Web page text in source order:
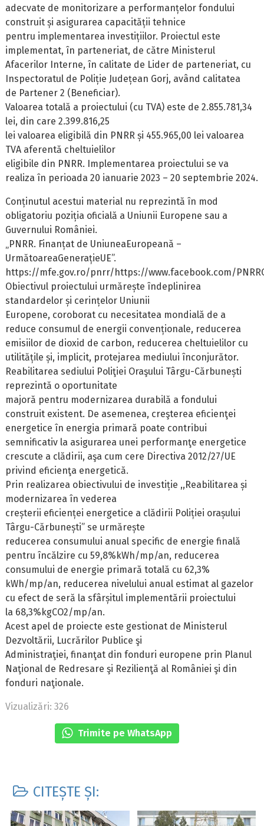
adecvate de monitorizare a performanțelor fondului
construit și asigurarea capacității tehnice
pentru implementarea investițiilor. Proiectul este
implementat, în parteneriat, de către Ministerul
Afacerilor Interne, în calitate de Lider de parteneriat, cu
Inspectoratul de Poliție Județean Gorj, având calitatea
de Partener 2 (Beneficiar).
Valoarea totală a proiectului (cu TVA) este de 2.855.781,34
lei, din care 2.399.816,25
lei valoarea eligibilă din PNRR și 455.965,00 lei valoarea
TVA aferentă cheltuielilor
eligibile din PNRR. Implementarea proiectului se va
realiza în perioada 20 ianuarie 2023 – 20 septembrie 2024.
Conținutul acestui material nu reprezintă în mod
obligatoriu poziția oficială a Uniunii Europene sau a
Guvernului României.
„PNRR. Finanțat de UniuneaEuropeană –
UrmătoareaGenerațieUE”.
https://mfe.gov.ro/pnrr/https://www.facebook.com/
Obiectivul proiectului urmărește îndeplinirea
standardelor și cerințelor Uniunii
Europene, coroborat cu necesitatea mondială de a
reduce consumul de energii convenționale, reducerea
emisiilor de dioxid de carbon, reducerea cheltuielilor cu
utilitățile și, implicit, protejarea mediului înconjurător.
Reabilitarea sediului Poliţiei Oraşului Târgu-Cărbunești
reprezintă o oportunitate
majoră pentru modernizarea durabilă a fondului
construit existent. De asemenea, creşterea eficienţei
energetice în energia primară poate contribui
semnificativ la asigurarea unei performanţe energetice
crescute a clădirii, aşa cum cere Directiva 2012/27/UE
privind eficienţa energetică.
Prin realizarea obiectivului de investiție ,,Reabilitarea și
modernizarea în vederea
creșterii eficienței energetice a clădirii Poliției orașului
Târgu-Cărbunești” se urmărește
reducerea consumului anual specific de energie finală
pentru încălzire cu 59,8%kWh/mp/an, reducerea
consumului de energie primară totală cu 62,3%
kWh/mp/an, reducerea nivelului anual estimat al gazelor
cu efect de seră la sfârșitul implementării proiectului
la 68,3%kgCO2/mp/an.
Acest apel de proiecte este gestionat de Ministerul
Dezvoltării, Lucrărilor Publice şi
Administraţiei, finanţat din fonduri europene prin Planul
Naţional de Redresare şi Rezilienţă al României şi din
fonduri naţionale.
Vizualizări: 326
Trimite pe WhatsApp
CITEȘTE ȘI: